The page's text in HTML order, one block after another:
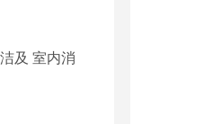
及 室内消